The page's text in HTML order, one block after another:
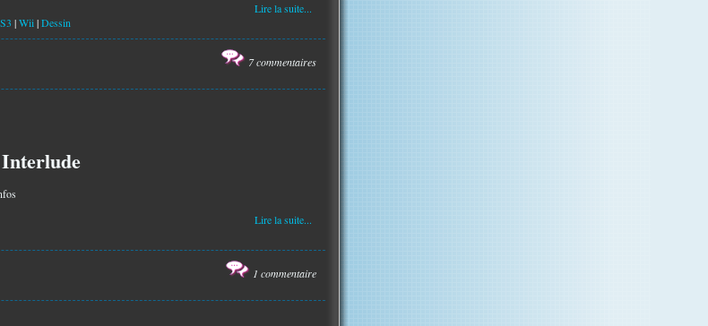
Lire la suite...
|Wii|Dessin
7 commentaires
Lire la suite...
1 commentaire